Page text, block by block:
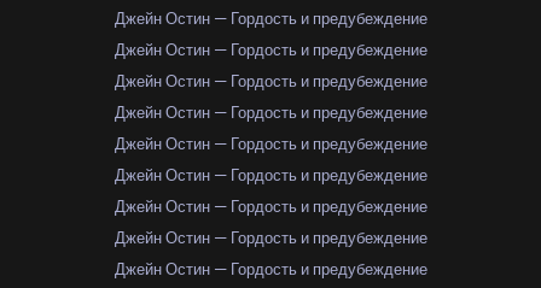
Джейн Остин — Гордость и предубеждение
Джейн Остин — Гордость и предубеждение
Джейн Остин — Гордость и предубеждение
Джейн Остин — Гордость и предубеждение
Джейн Остин — Гордость и предубеждение
Джейн Остин — Гордость и предубеждение
Джейн Остин — Гордость и предубеждение
Джейн Остин — Гордость и предубеждение
Джейн Остин — Гордость и предубеждение